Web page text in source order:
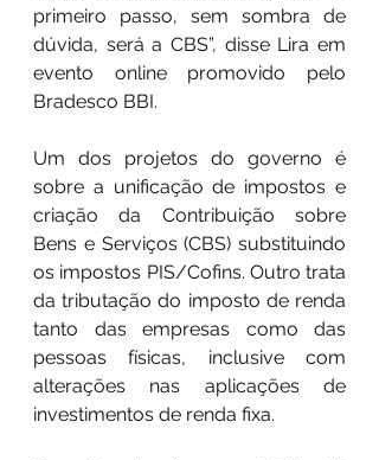
primeiro passo, sem sombra de
dúvida, será a CBS”, disse Lira em
evento online promovido pelo
Bradesco BBI.
Um dos projetos do governo é
sobre a unificação de impostos e
criação da Contribuição sobre
Bens e Serviços (CBS) substituindo
os impostos PIS/Cofins. Outro trata
da tributação do imposto de renda
tanto das empresas como das
pessoas físicas, inclusive com
alterações nas aplicações de
investimentos de renda fixa.